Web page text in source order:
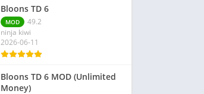
Bloons TD 6
MOD
49.2
ninja kiwi
2026-06-11
Bloons TD 6 MOD (Unlimited
Money)